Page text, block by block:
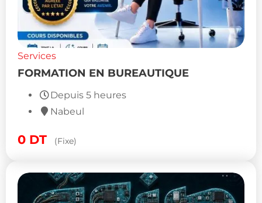
Services
FORMATION EN BUREAUTIQUE
Depuis 5 heures
Nabeul
0 DT (Fixe)